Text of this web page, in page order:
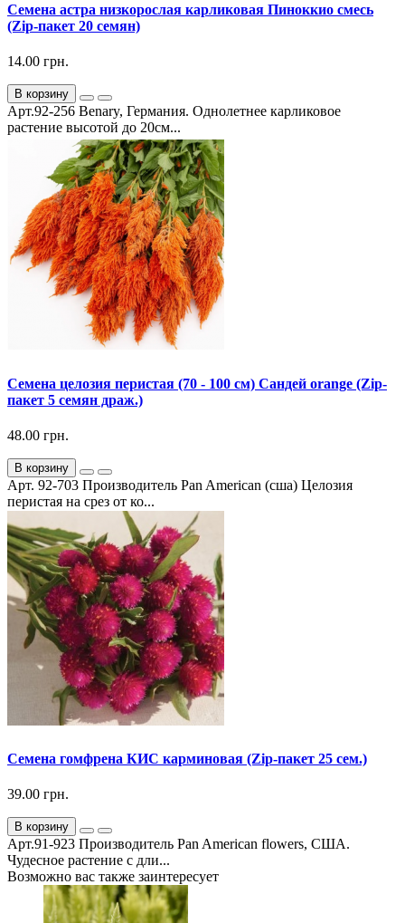
Семена астра низкорослая карликовая Пиноккио смесь
(Zip-пакет 20 семян)
14.00 грн.
В корзину
Арт.92-256 Benary, Германия. Однолетнее карликовое
растение высотой до 20см...
Семена целозия перистая (70 - 100 см) Сандей orange (Zip-
пакет 5 семян драж.)
48.00 грн.
В корзину
Арт. 92-703 Производитель Pan American (сша) Целозия
перистая на срез от ко...
Семена гомфрена КИС карминовая (Zip-пакет 25 сем.)
39.00 грн.
В корзину
Арт.91-923 Производитель Pan American flowers, США.
Чудесное растение с дли...
Возможно вас также заинтересует